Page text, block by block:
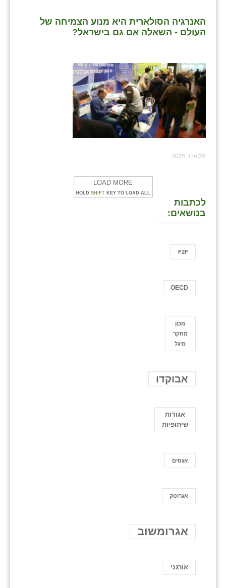
האנרגיה הסולארית היא מנוע הצמיחה של
העולם - השאלה אם גם בישראל?
26 פבר 2025
LOAD MORE
HOLD SHIFT KEY TO LOAD ALL
לכתבות
בנושאים:
F2F
OECD
ֿמכון
מחקר
מיגל
אבוקדו
אגודות
שיתופיות
אגסים
אגרוטק
אגרומשוב
אורגני